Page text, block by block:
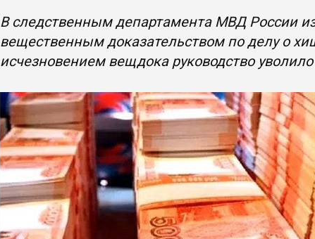
В следственным департамента МВД России
вещественным доказательством по делу о
исчезновением вещдока руководство